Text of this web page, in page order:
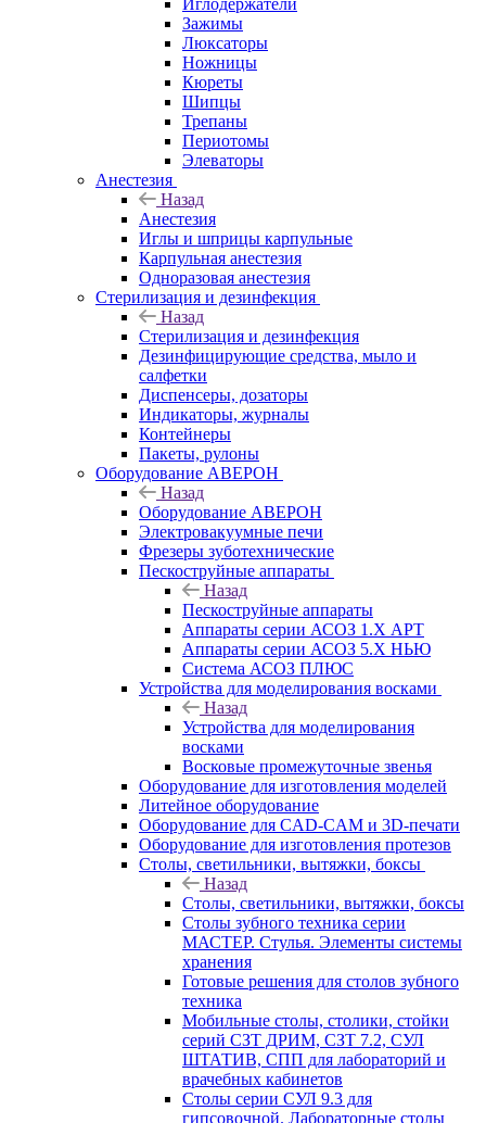
Иглодержатели
Зажимы
Люксаторы
Ножницы
Кюреты
Шипцы
Трепаны
Периотомы
Элеваторы
Анестезия
Назад
Анестезия
Иглы и шприцы карпульные
Карпульная анестезия
Одноразовая анестезия
Стерилизация и дезинфекция
Назад
Стерилизация и дезинфекция
Дезинфицирующие средства, мыло и
салфетки
Диспенсеры, дозаторы
Индикаторы, журналы
Контейнеры
Пакеты, рулоны
Оборудование АВЕРОН
Назад
Оборудование АВЕРОН
Электровакуумные печи
Фрезеры зуботехнические
Пескоструйные аппараты
Назад
Пескоструйные аппараты
Аппараты серии АСОЗ 1.Х АРТ
Аппараты серии АСОЗ 5.Х НЬЮ
Система АСОЗ ПЛЮС
Устройства для моделирования восками
Назад
Устройства для моделирования
восками
Восковые промежуточные звенья
Оборудование для изготовления моделей
Литейное оборудование
Оборудование для CAD-CAM и 3D-печати
Оборудование для изготовления протезов
Cтолы, светильники, вытяжки, боксы
Назад
Cтолы, светильники, вытяжки, боксы
Столы зубного техника серии
МАСТЕР. Стулья. Элементы системы
хранения
Готовые решения для столов зубного
техника
Мобильные столы, столики, стойки
серий СЗТ ДРИМ, СЗТ 7.2, СУЛ
ШТАТИВ, СПП для лабораторий и
врачебных кабинетов
Столы серии СУЛ 9.3 для
гипсовочной. Лабораторные столы